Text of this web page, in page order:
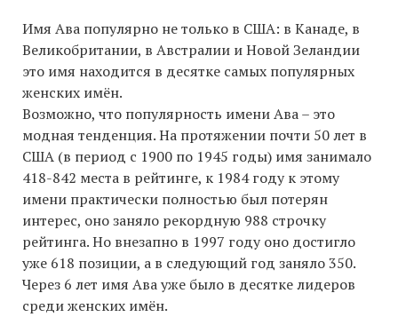
Имя Ава популярно не только в США: в Канаде, в
Великобритании, в Австралии и Новой Зеландии
это имя находится в десятке самых популярных
женских имён.
Возможно, что популярность имени Ава – это
модная тенденция. На протяжении почти 50 лет в
США (в период с 1900 по 1945 годы) имя занимало
418-842 места в рейтинге, к 1984 году к этому
имени практически полностью был потерян
интерес, оно заняло рекордную 988 строчку
рейтинга. Но внезапно в 1997 году оно достигло
уже 618 позиции, а в следующий год заняло 350.
Через 6 лет имя Ава уже было в десятке лидеров
среди женских имён.